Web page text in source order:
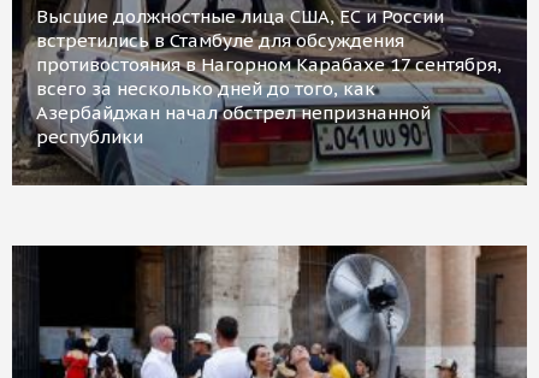
Высшие должностные лица США, ЕС и России
встретились в Стамбуле для обсуждения
противостояния в Нагорном Карабахе 17 сентября,
всего за несколько дней до того, как
Азербайджан начал обстрел непризнанной
республики